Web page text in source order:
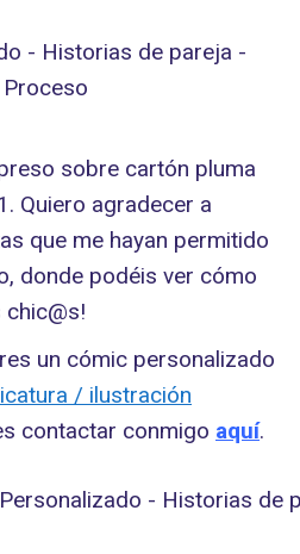
sobre cartón pluma
Quiero agradecer a
que me hayan permitido
donde podéis ver cómo
chic@s!
un cómic personalizado
/ ilustración
contactar conmigo aquí.